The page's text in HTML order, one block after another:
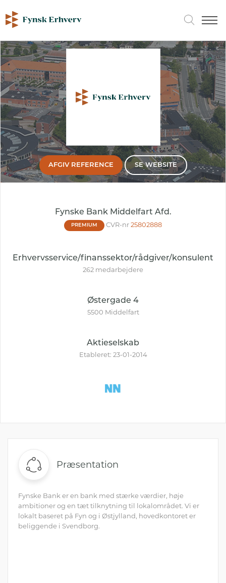
AFGIV REFERENCE SE WEBSITE
Fynske Bank Middelfart Afd.
PREMIUM CVR-nr25802888
Erhvervsservice/finanssektor/rådgiver/konsulent
262 medarbejdere
Østergade 4
5500 Middelfart
Aktieselskab
Etableret: 23-01-2014
Præsentation
Fynske Bank er en bank med stærke værdier, høje
ambitioner og en tæt tilknytning til lokalområdet. Vi er
lokalt baseret på Fyn og i Østjylland, hovedkontoret er
beliggende i Svendborg.